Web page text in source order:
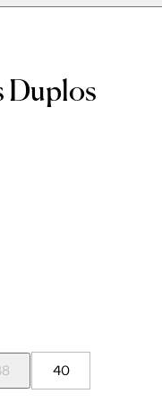
Duplos
40